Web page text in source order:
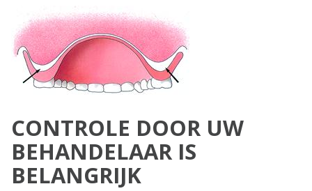
CONTROLE DOOR UW
BEHANDELAAR IS
BELANGRIJK